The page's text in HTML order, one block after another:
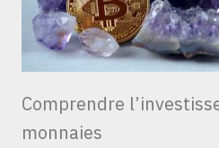
Comprendre
monnaies